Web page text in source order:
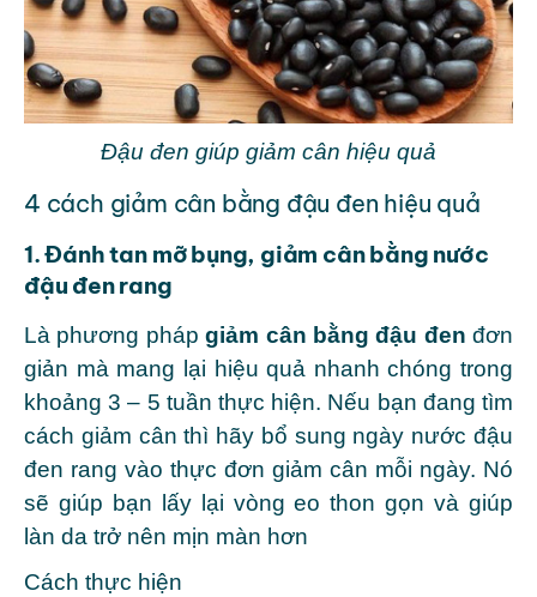
Đậu đen giúp giảm cân hiệu quả
4 cách giảm cân bằng đậu đen hiệu quả
1. Đánh tan mỡ bụng, giảm cân bằng nước
đậu đen rang
Là phương phápgiảm cân bằng đậu đen đơn
giản mà mang lại hiệu quả nhanh chóng trong
khoảng 3 – 5 tuần thực hiện. Nếu bạn đang tìm
cách giảm cân thì hãy bổ sung ngày nước đậu
đen rang vào thực đơn giảm cân mỗi ngày. Nó
sẽ giúp bạn lấy lại vòng eo thon gọn và giúp
làn da trở nên mịn màn hơn
Cách thực hiện